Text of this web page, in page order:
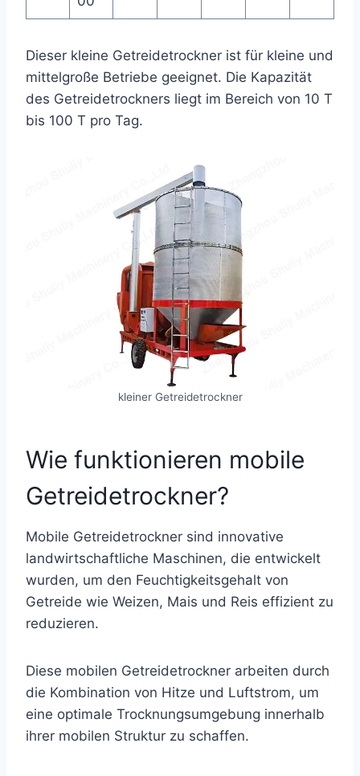
Dieser kleine Getreidetrockner ist für kleine und
mittelgroße Betriebe geeignet. Die Kapazität
des Getreidetrockners liegt im Bereich von 10 T
bis 100 T pro Tag.
kleiner Getreidetrockner
Wie funktionieren mobile
Getreidetrockner?
Mobile Getreidetrockner sind innovative
landwirtschaftliche Maschinen, die entwickelt
wurden, um den Feuchtigkeitsgehalt von
Getreide wie Weizen, Mais und Reis effizient zu
reduzieren.
Diese mobilen Getreidetrockner arbeiten durch
die Kombination von Hitze und Luftstrom, um
eine optimale Trocknungsumgebung innerhalb
ihrer mobilen Struktur zu schaffen.